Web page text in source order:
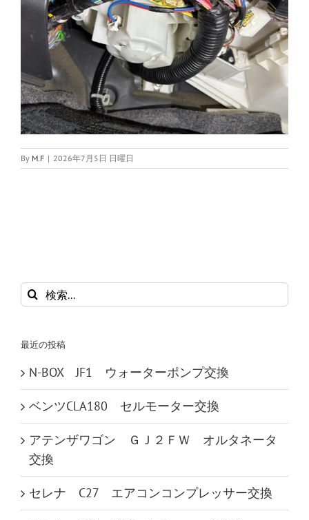
By M.F | 2026年7月5日 日曜日
検
索
最近の投稿
N-BOX JF1 ウォーターポンプ交換
ベンツCLA180 セルモーター交換
アテンザワゴン ＧＪ２ＦＷ オルタネータ
交換
セレナ C27 エアコンコンプレッサー交換